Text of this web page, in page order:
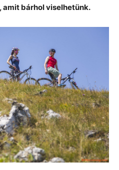
bárhol viselhetünk.